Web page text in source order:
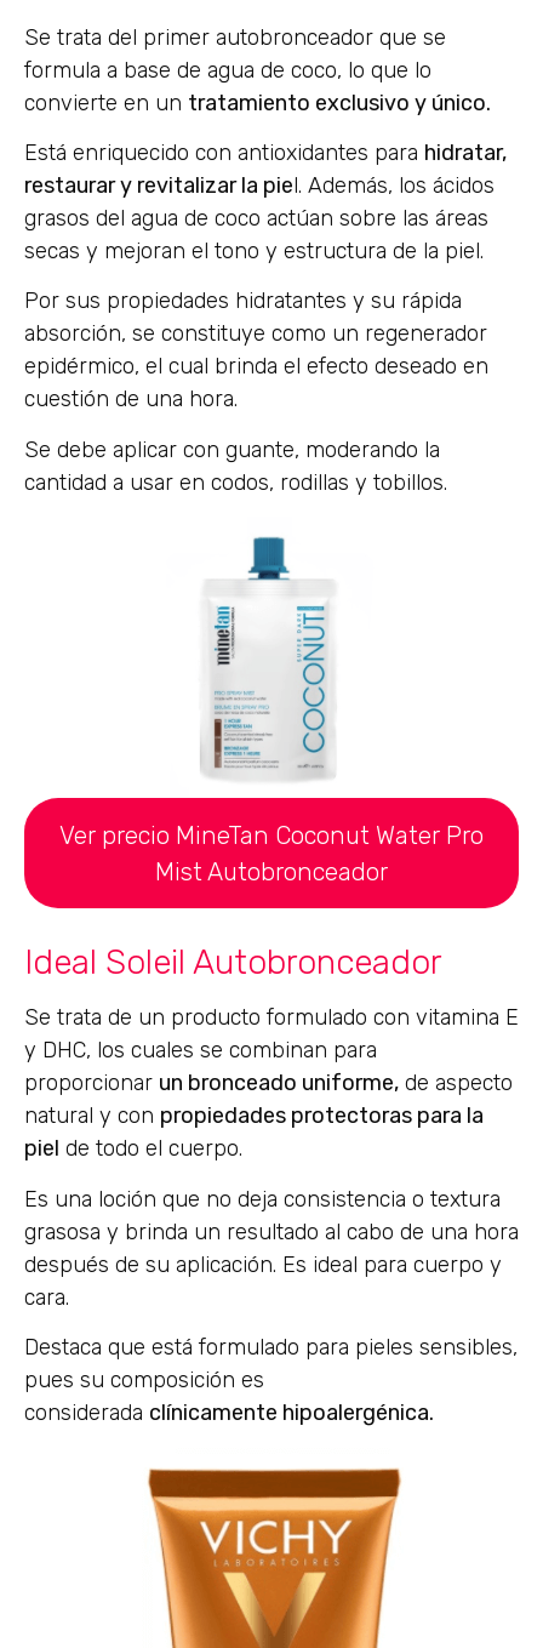
Se trata del primer autobronceador que se
formula a base de agua de coco, lo que lo
convierte en un tratamiento exclusivo y único.
Está enriquecido con antioxidantes para hidratar,
restaurar y revitalizar la piel. Además, los ácidos
grasos del agua de coco actúan sobre las áreas
secas y mejoran el tono y estructura de la piel.
Por sus propiedades hidratantes y su rápida
absorción, se constituye como un regenerador
epidérmico, el cual brinda el efecto deseado en
cuestión de una hora.
Se debe aplicar con guante, moderando la
cantidad a usar en codos, rodillas y tobillos.
Ver precio MineTan Coconut Water Pro
Mist Autobronceador
Ideal Soleil Autobronceador
Se trata de un producto formulado con vitamina E
y DHC, los cuales se combinan para
proporcionar un bronceado uniforme, de aspecto
natural y con propiedades protectoras para la
piel de todo el cuerpo.
Es una loción que no deja consistencia o textura
grasosa y brinda un resultado al cabo de una hora
después de su aplicación. Es ideal para cuerpo y
cara.
Destaca que está formulado para pieles sensibles,
pues su composición es
considerada clínicamente hipoalergénica.